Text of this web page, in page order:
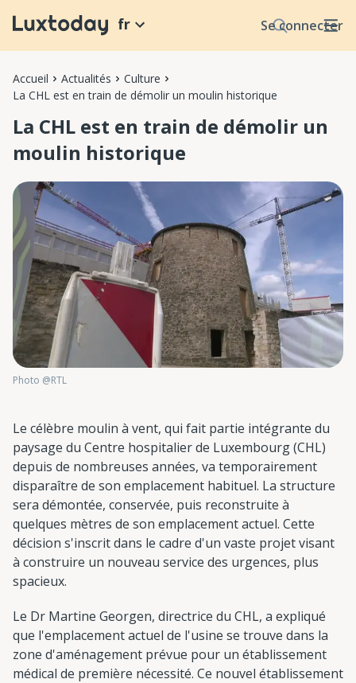
Se connecter
fr
Accueil Actualités
Culture
La CHL est en train de démolir un moulin historique
La CHL est en train de démolir un
moulin historique
Photo @RTL
Le célèbre moulin à vent, qui fait partie intégrante du
paysage du Centre hospitalier de Luxembourg (CHL)
depuis de nombreuses années, va temporairement
disparaître de son emplacement habituel. La structure
sera démontée, conservée, puis reconstruite à
quelques mètres de son emplacement actuel. Cette
décision s'inscrit dans le cadre d'un vaste projet visant
à construire un nouveau service des urgences, plus
spacieux.
Le Dr Martine Georgen, directrice du CHL, a expliqué
que l'emplacement actuel de l'usine se trouve dans la
zone d'aménagement prévue pour un établissement
médical de première nécessité. Ce nouvel établissement